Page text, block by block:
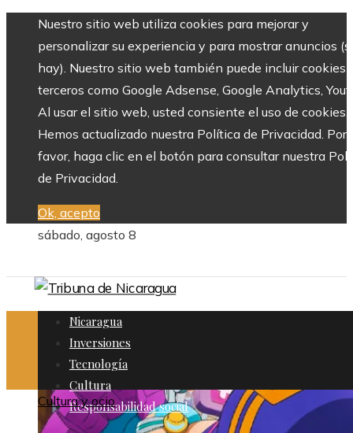
Nuestro sitio web utiliza cookies para mejorar y
personalizar su experiencia y para mostrar anuncios
hay). Nuestro sitio web también puede incluir cookies
terceros como Google Adsense, Google Analytics,
Al usar el sitio web, usted consiente el uso de cookies.
Hemos actualizado nuestra Política de Privacidad. Por
favor, haga clic en el botón para consultar nuestra
de Privacidad.
Ok, acepto
sábado, agosto 8
Nicaragua
Inversiones
Tecnología
Cultura
Responsabilidad social
Cultura y ocio